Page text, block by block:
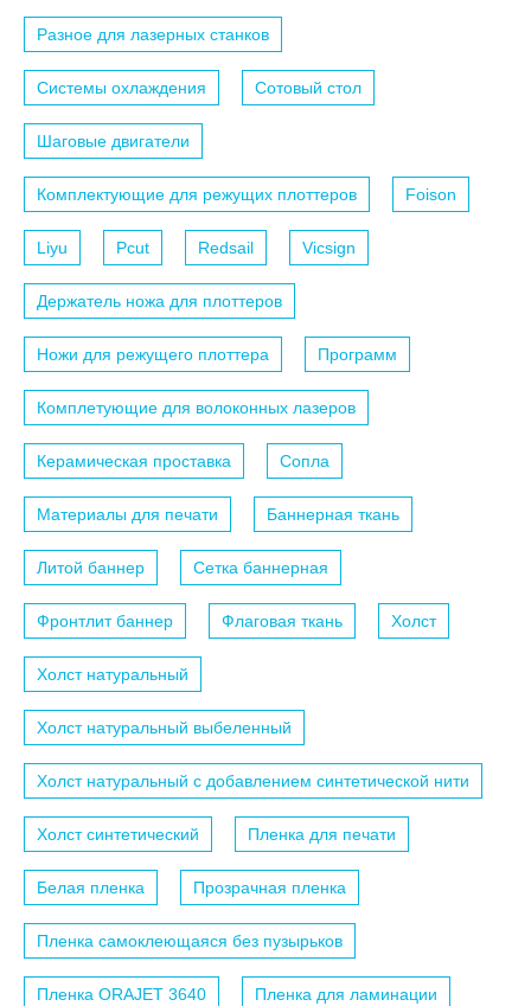
Разное для лазерных станков
Системы охлаждения Сотовый стол
Шаговые двигатели
Комплектующие для режущих плоттеров Foison
Liyu Pcut Redsail Vicsign
Держатель ножа для плоттеров
Ножи для режущего плоттера Программ
Комплетующие для волоконных лазеров
Керамическая проставка Сопла
Материалы для печати Баннерная ткань
Литой баннер Сетка баннерная
Фронтлит баннер Флаговая ткань Холст
Холст натуральный
Холст натуральный выбеленный
Холст натуральный с добавлением синтетической нити
Холст синтетический Пленка для печати
Белая пленка Прозрачная пленка
Пленка самоклеющаяся без пузырьков
Пленка ORAJET 3640 Пленка для ламинации